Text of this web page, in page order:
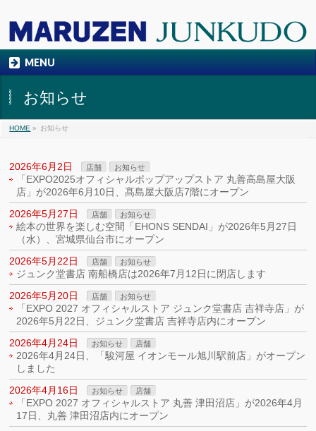
MENU
お知らせ
HOME » お知らせ
2026年6月2日 店舗 お知らせ
「EXPO2025オフィシャルポップアップストア 丸善高島屋大阪
店」が2026年6月10日、髙島屋大阪店7階にオープン
2026年5月27日
店舗 お知らせ
絵本の世界を楽しむ空間「EHONS SENDAI」が2026年5月27日
（水）、宮城県仙台市にオープン
2026年5月22日
店舗 お知らせ
ジュンク堂書店 南船橋店は2026年7月12日に閉店します
2026年5月20日
店舗 お知らせ
「EXPO 2027 オフィシャルストア ジュンク堂書店 吉祥寺店」が
2026年5月22日、ジュンク堂書店 吉祥寺店内にオープン
2026年4月24日
お知らせ 店舗
2026年4月24日、「駿河屋 イオンモール旭川駅前店」がオープン
しました
2026年4月16日
お知らせ 店舗
「EXPO 2027 オフィシャルストア 丸善 津田沼店」が2026年4月
17日、丸善 津田沼店内にオープン